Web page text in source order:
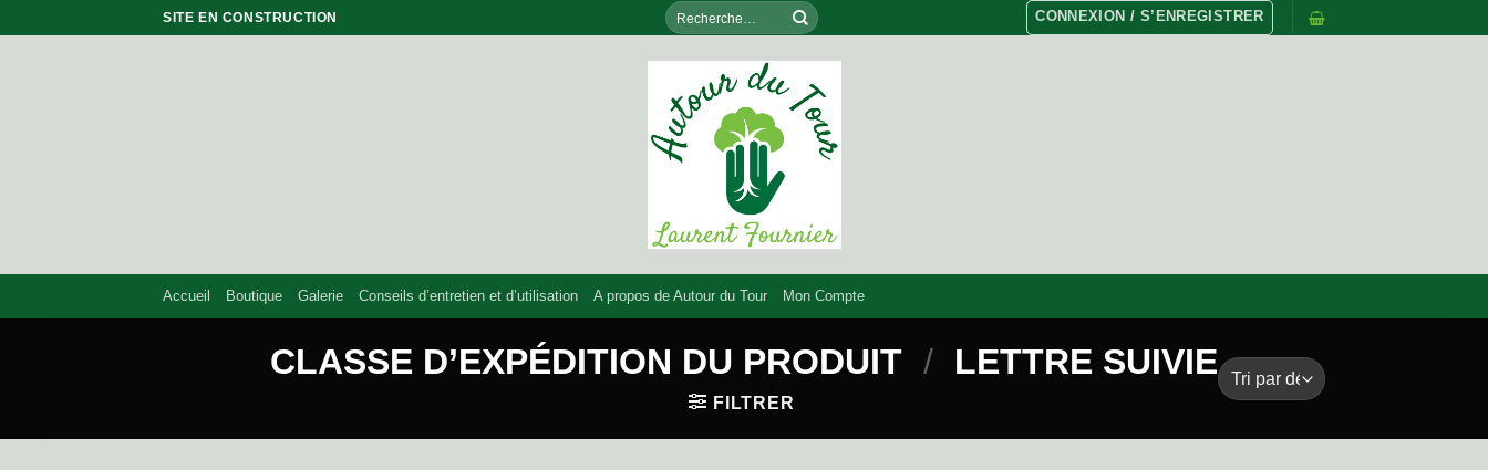
to
SITE EN CONSTRUCTION
Recherche
pour :
CONNEXION / S’ENREGISTRER
Accueil Boutique Galerie Conseils d’entretien et d’utilisation A propos de Autour du Tour Mon Compte
CLASSE D’EXPÉDITION DU PRODUIT / LETTRE SUIVIE
FILTRER